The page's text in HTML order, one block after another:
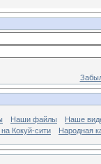
Наши файлы
Наше
Кокуй-сити
Народная